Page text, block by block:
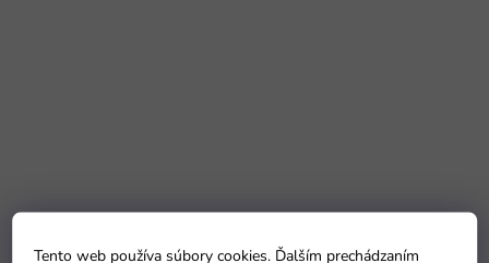
Tento web používa súbory cookies. Ďalším prechádzaním